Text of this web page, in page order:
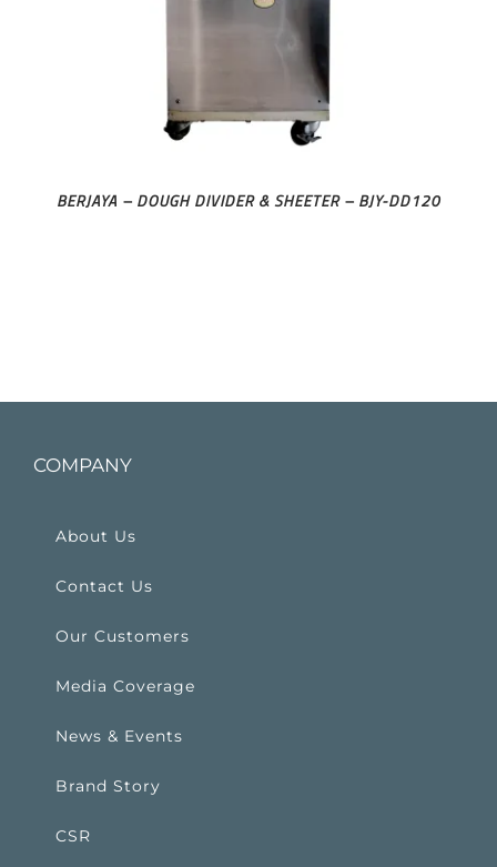
BERJAYA – DOUGH DIVIDER & SHEETER – BJY-DD120
COMPANY
About Us
Contact Us
Our Customers
Media Coverage
News & Events
Brand Story
CSR